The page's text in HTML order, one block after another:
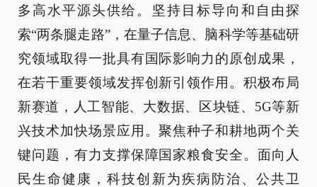
多高水平源头供给。坚持目标导向和自由探
索“两条腿走路”，在量子信息、脑科学等基础研
究领域取得一批具有国际影响力的原创成果，
在若干重要领域发挥创新引领作用。积极布局
新赛道，人工智能、大数据、区块链、5G等新
兴技术加快场景应用。聚焦种子和耕地两个关
键问题，有力支撑保障国家粮食安全。面向人
民生命健康，科技创新为疾病防治、公共卫